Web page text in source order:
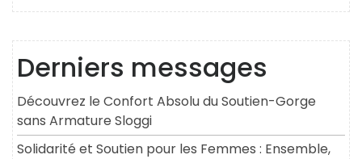
Derniers messages
Découvrez le Confort Absolu du Soutien-Gorge
sans Armature Sloggi
Solidarité et Soutien pour les Femmes : Ensemble,